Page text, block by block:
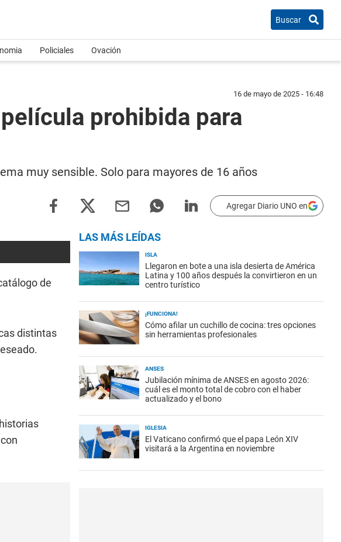
Buscar
Policiales Ovación
16 de mayo de 2025 - 16:48
prohibida para
muy sensible. Solo para mayores de 16 años
Agregar Diario UNO en
de
distintas
LAS MÁS LEÍDAS
ISLA
Llegaron en bote a una isla desierta de América
Latina y 100 años después la convirtieron en un
centro turístico
¡FUNCIONA!
Cómo afilar un cuchillo de cocina: tres opciones
sin herramientas profesionales
ANSES
Jubilación mínima de ANSES en agosto 2026:
cuál es el monto total de cobro con el haber
actualizado y el bono
IGLESIA
El Vaticano confirmó que el papa León XIV
visitará a la Argentina en noviembre